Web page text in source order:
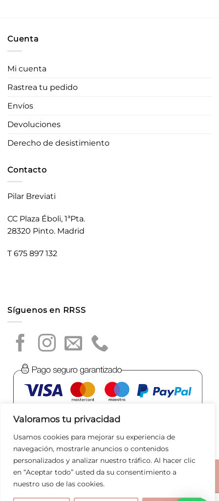
Valoramos tu privacidad
Usamos cookies para mejorar su experiencia de
navegación, mostrarle anuncios o contenidos
personalizados y analizar nuestro tráfico. Al hacer clic
en “Aceptar todo” usted da su consentimiento a
nuestro uso de las cookies.
Cuenta
Mi cuenta
Rastrea tu pedido
Envíos
Devoluciones
Derecho de desistimiento
Contacto
Pilar Breviati
CC Plaza Éboli, 1ªPta.
28320 Pinto. Madrid
T 675 897 132
Síguenos en RRSS
Aviso legal|Política de privacidad|Política de Cookies
Condiciones de compra